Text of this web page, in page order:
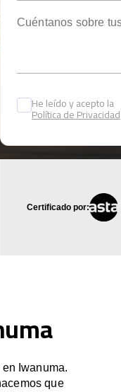
He leído y acepto la
Política de Privacidad
Certificado por:
Iwanuma.
que